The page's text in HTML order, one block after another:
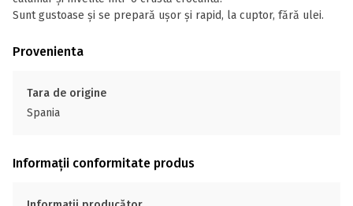
Sunt gustoase și se prepară ușor și rapid, la cuptor, fără ulei.
Provenienta
Tara de origine
Spania
Informații conformitate produs